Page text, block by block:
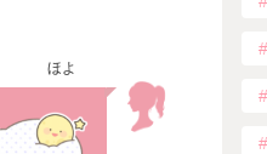
ほよ